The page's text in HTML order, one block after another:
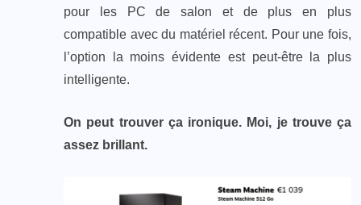
pour les PC de salon et de plus en plus
compatible avec du matériel récent. Pour une fois,
l’option la moins évidente est peut-être la plus
intelligente.
On peut trouver ça ironique. Moi, je trouve ça
assez brillant.